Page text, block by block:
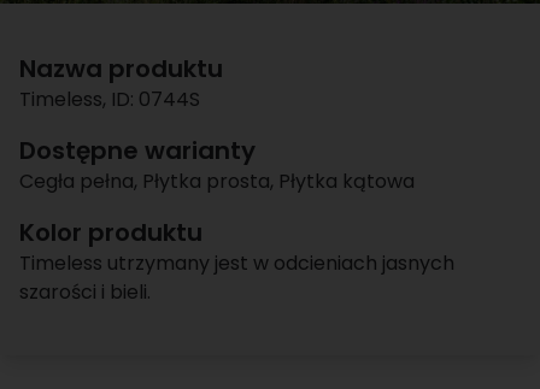
Nazwa produktu
Timeless, ID: 0744S
Dostępne warianty
Cegła pełna, Płytka prosta, Płytka kątowa
Kolor produktu
Timeless utrzymany jest w odcieniach jasnych
szarości i bieli.